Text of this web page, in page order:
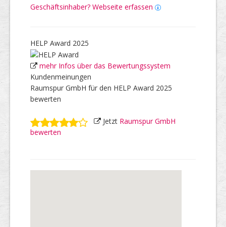
Geschäftsinhaber? Webseite erfassen
HELP Award 2025
mehr Infos über das Bewertungssystem
Kundenmeinungen
Raumspur GmbH für den HELP Award 2025
bewerten
Jetzt Raumspur GmbH
bewerten